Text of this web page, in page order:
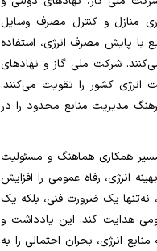
منازل و کنترل مصرف وسایل
با پایش مصرف انرژی، استفاده
شرکت ملی گاز و نهادهای
انرژی کشور را تقویت می‌کنند.
مدیریت منابع محدود را در
همکاری هماهنگ و مسئولیت
انرژی، رفاه عمومی را افزایش
نه‌تنها یک ضرورت فنی، بلکه یک
هدایت کند. این یادداشت و
انرژی، بحران احتمالی را به